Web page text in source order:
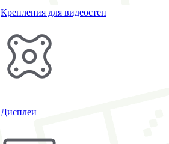
Крепления для видеостен
Дисплеи